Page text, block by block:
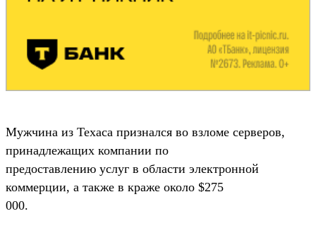
Мужчина из Техаса признался во взломе серверов,
принадлежащих компании по
предоставлению услуг в области электронной
коммерции, а также в краже около $275
000.